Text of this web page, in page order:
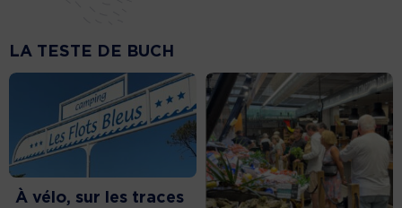
LA TESTE DE BUCH
À vélo, sur les traces